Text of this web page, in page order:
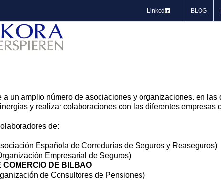
Linked BLOG
a un amplio número de asociaciones y organizaciones, en
y realizar colaboraciones con las diferentes empresas
de:
Española de Corredurías de Seguros y Reaseguros)
Empresarial de Seguros)
COMERCIO DE BILBAO
de Consultores de Pensiones)